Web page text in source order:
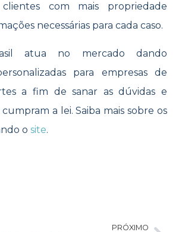
com mais propriedade
necessárias para cada caso.
atua no mercado dando
para empresas de
a fim de sanar as dúvidas e
a lei. Saiba mais sobre os
o site.
PRÓXIMO